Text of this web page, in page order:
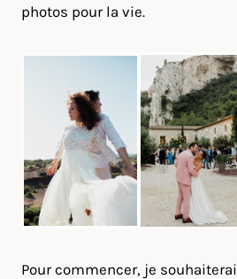
photos pour la vie.
Pour commencer, je